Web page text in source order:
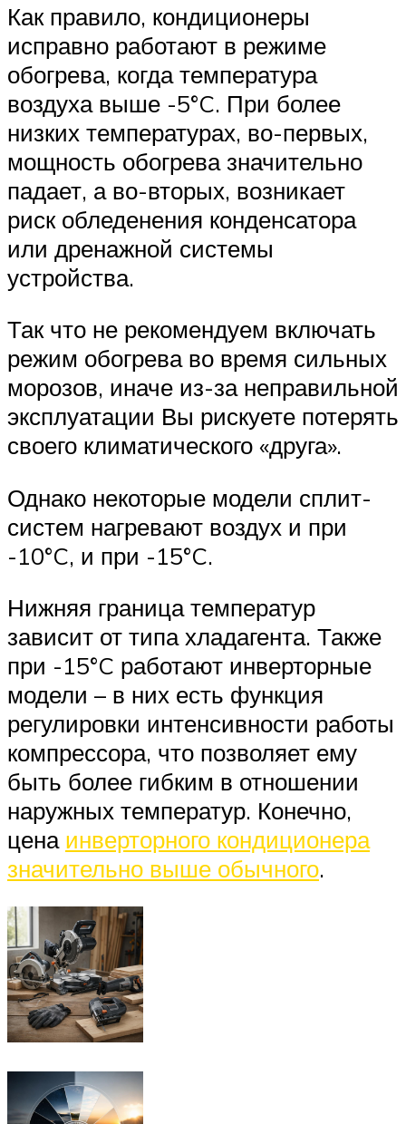
Как правило, кондиционеры
исправно работают в режиме
обогрева, когда температура
воздуха выше -5°C. При более
низких температурах, во-первых,
мощность обогрева значительно
падает, а во-вторых, возникает
риск обледенения конденсатора
или дренажной системы
устройства.
Так что не рекомендуем включать
режим обогрева во время сильных
морозов, иначе из-за неправильной
эксплуатации Вы рискуете потерять
своего климатического «друга».
Однако некоторые модели сплит-
систем нагревают воздух и при
-10°C, и при -15°C.
Нижняя граница температур
зависит от типа хладагента. Также
при -15°C работают инверторные
модели – в них есть функция
регулировки интенсивности работы
компрессора, что позволяет ему
быть более гибким в отношении
наружных температур. Конечно,
цена инверторного кондиционера
значительно выше обычного.